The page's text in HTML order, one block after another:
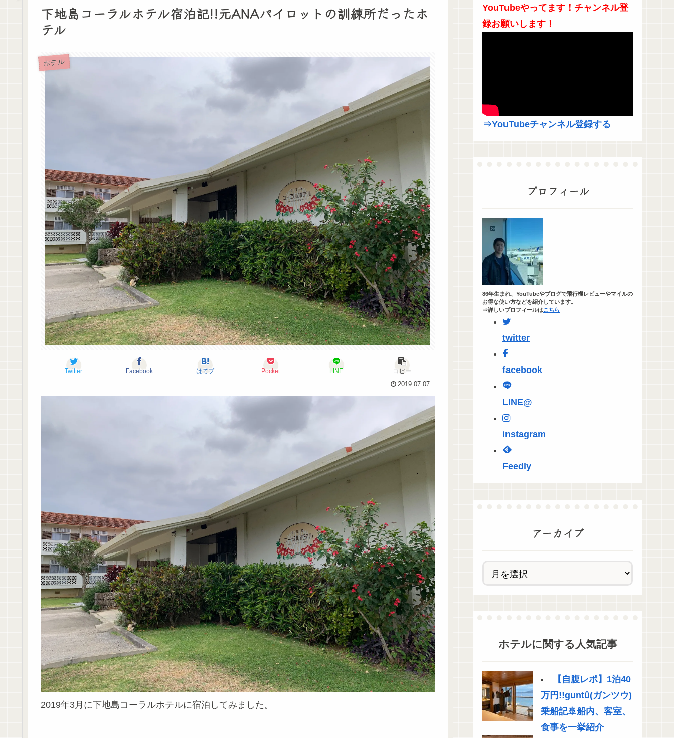
下地島コーラルホテル宿泊記!!元ANAパイロットの訓練所だったホ
テル
ホテル
Twitter Facebook はてブ Pocket LINE
コピー
2019.07.07
2019年3月に下地島コーラルホテルに宿泊してみました。
YouTubeやってます！チャンネル登
録お願いします！
⇒YouTubeチャンネル登録する
プロフィール
86年生まれ、YouTubeやブログで飛行機レビューやマイルの
お得な使い方などを紹介しています。
⇒詳しいプロフィールはこちら
twitter
facebook
LINE@
instagram
Feedly
アーカイブ
ホテルに関する人気記事
【自腹レポ】1泊40
万円!!guntû(ガンツウ)
乗船記🚢船内、客室、
食事を一挙紹介